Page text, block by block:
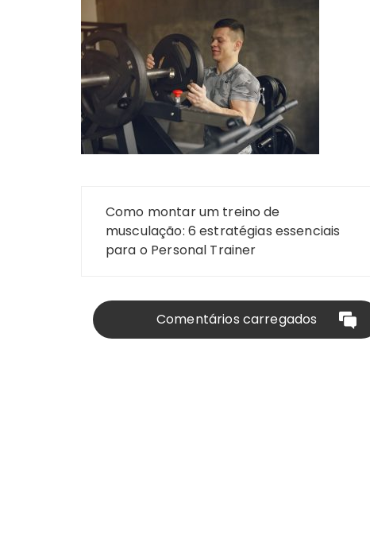
Navegação
de
Post
Como montar um treino de
musculação: 6 estratégias essenciais
para o Personal Trainer
Comentários carregados